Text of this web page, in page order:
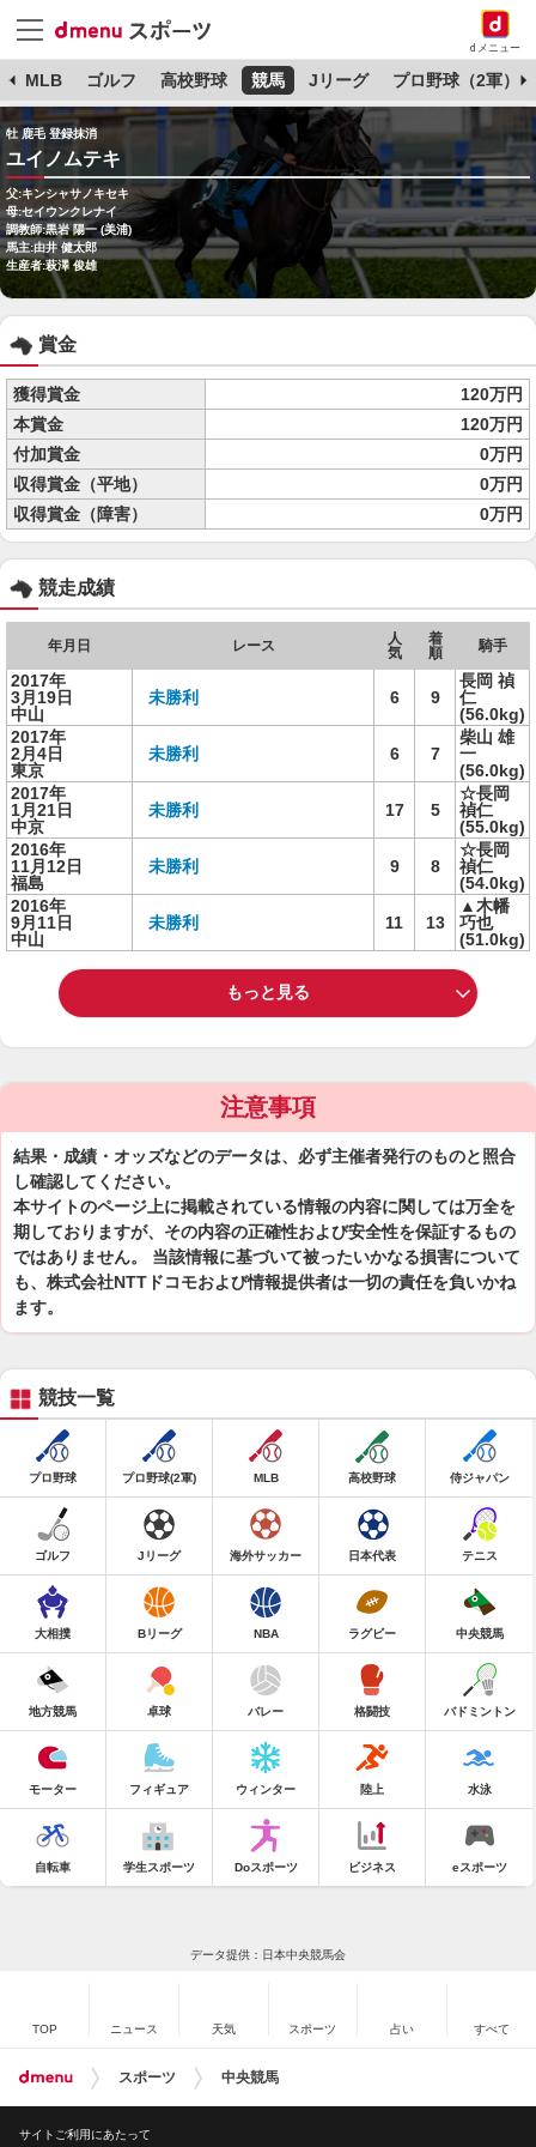
dメニュー
MLB ゴルフ 高校野球 競馬 Jリーグ プロ野球（2軍）
牡 鹿毛 登録抹消
ユイノムテキ
父:キンシャサノキセキ
母:セイウンクレナイ
調教師:黒岩 陽一 (美浦)
馬主:由井 健太郎
生産者:萩澤 俊雄
賞金
獲得賞金
120万円
本賞金
120万円
付加賞金
0万円
収得賞金（平地）
0万円
収得賞金（障害）
0万円
競走成績
年月日 レース
人
気
着
順
騎手
2017年
3月19日
中山
未勝利 6 9
長岡 禎
仁
(56.0kg)
2017年
2月4日
東京
未勝利 6 7
柴山 雄
一
(56.0kg)
2017年
1月21日
中京
未勝利 17 5
☆長岡
禎仁
(55.0kg)
2016年
11月12日
福島
未勝利 9 8
☆長岡
禎仁
(54.0kg)
2016年
9月11日
中山
未勝利 11 13
▲木幡
巧也
(51.0kg)
もっと見る
注意事項
結果・成績・オッズなどのデータは、必ず主催者発行のものと照合
し確認してください。
本サイトのページ上に掲載されている情報の内容に関しては万全を
期しておりますが、その内容の正確性および安全性を保証するもの
ではありません。 当該情報に基づいて被ったいかなる損害について
も、株式会社NTTドコモおよび情報提供者は一切の責任を負いかね
ます。
競技一覧
プロ野球 プロ野球(2軍) MLB 高校野球 侍ジャパン
ゴルフ Jリーグ 海外サッカー 日本代表 テニス
大相撲 Bリーグ NBA ラグビー 中央競馬
地方競馬 卓球 バレー 格闘技 バドミントン
モーター フィギュア ウィンター 陸上 水泳
自転車 学生スポーツ Doスポーツ ビジネス eスポーツ
データ提供：日本中央競馬会
TOP ニュース 天気 スポーツ 占い すべて
スポーツ 中央競馬
サイトご利用にあたって